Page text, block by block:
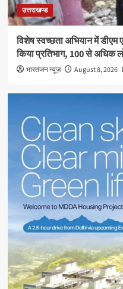
उत्तराखण्ड
विशेष स्वच्छता अभियान में डीएम
किया प्रतिभाग, 100 से अधिक
भारतजन न्यूज़ August 8, 2026